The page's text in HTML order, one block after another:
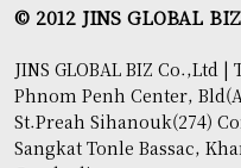
© 2012 JINS GLOBAL
JINS GLOBAL BIZ Co.,Ltd |
Phnom Penh Center,
St.Preah Sihanouk(274)
Sangkat Tonle Bassac,